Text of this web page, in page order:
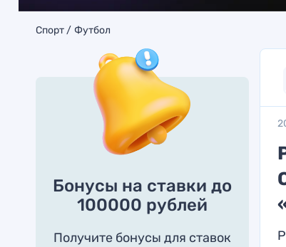
Спорт Футбол
Бонусы на ставки до
100000 рублей
Получите бонусы для ставок